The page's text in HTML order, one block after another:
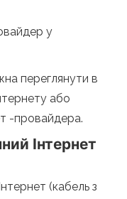
у
переглянути в
або
-провайдера.
Інтернет
(кабель з